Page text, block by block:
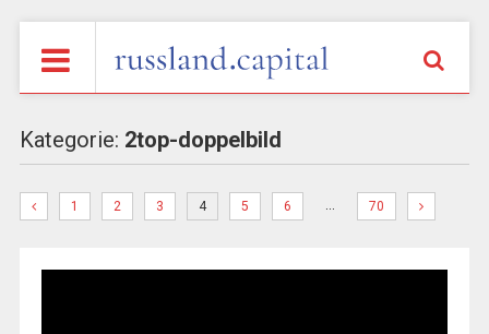
Kategorie: 2top-doppelbild
1 2 3 4 5 6 … 70